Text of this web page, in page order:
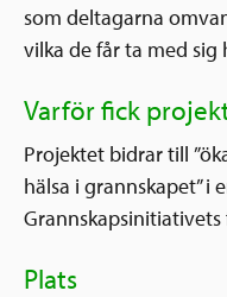
som deltagarna
vilka de får ta med sig
Varför fick
Projektet bidrar till
hälsa i grannskapet” i
Plats